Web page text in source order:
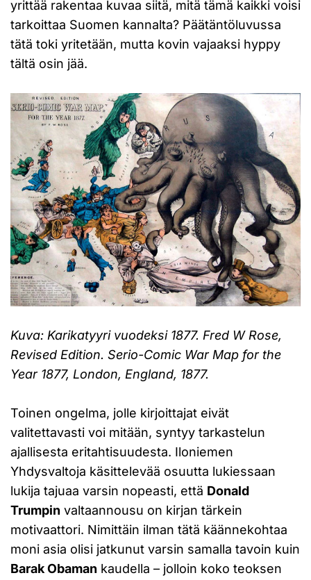
yrittää rakentaa kuvaa siitä, mitä tämä kaikki voisi
tarkoittaa Suomen kannalta? Päätäntöluvussa
tätä toki yritetään, mutta kovin vajaaksi hyppy
tältä osin jää.
Kuva: Karikatyyri vuodeksi 1877. Fred W Rose,
Revised Edition. Serio-Comic War Map for the
Year 1877, London, England, 1877.
Toinen ongelma, jolle kirjoittajat eivät
valitettavasti voi mitään, syntyy tarkastelun
ajallisesta eritahtisuudesta. Iloniemen
Yhdysvaltoja käsittelevää osuutta lukiessaan
lukija tajuaa varsin nopeasti, että Donald
Trumpin valtaannousu on kirjan tärkein
motivaattori. Nimittäin ilman tätä käännekohtaa
moni asia olisi jatkunut varsin samalla tavoin kuin
Barak Obaman kaudella – jolloin koko teoksen